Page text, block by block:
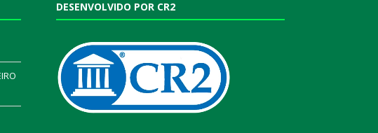
DESENVOLVIDO POR CR2